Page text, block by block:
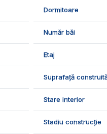
de urmatoarele finisaje:
Dormitoare
Număr băi
Etaj
Suprafață
Stare interior
Stadiu construcție